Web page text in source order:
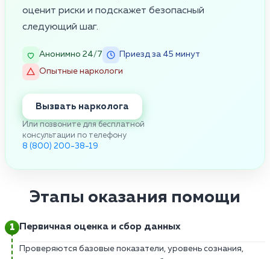
оценит риски и подскажет безопасный
следующий шаг.
Анонимно 24/7
Приезд за 45 минут
Опытные наркологи
Вызвать нарколога
Или позвоните для бесплатной
консультации по телефону
8 (800) 200-38-19
Этапы оказания помощи
Первичная оценка и сбор данных
Проверяются базовые показатели, уровень сознания,